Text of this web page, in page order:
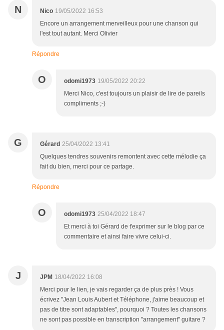
N Nico 19/05/2022 16:53
Encore un arrangement merveilleux pour une chanson qui
l'est tout autant. Merci Olivier
Répondre
O odomi1973 19/05/2022 20:22
Merci Nico, c'est toujours un plaisir de lire de pareils
compliments ;-)
G Gérard 25/04/2022 13:41
Quelques tendres souvenirs remontent avec cette mélodie ça
fait du bien, merci pour ce partage.
Répondre
O odomi1973 25/04/2022 18:47
Et merci à toi Gérard de t'exprimer sur le blog par ce
commentaire et ainsi faire vivre celui-ci.
J JPM 18/04/2022 16:08
Merci pour le lien, je vais regarder ça de plus près ! Vous
écrivez "Jean Louis Aubert et Téléphone, j'aime beaucoup et
pas de titre sont adaptables", pourquoi ? Toutes les chansons
ne sont pas possible en transcription "arrangement" guitare ?